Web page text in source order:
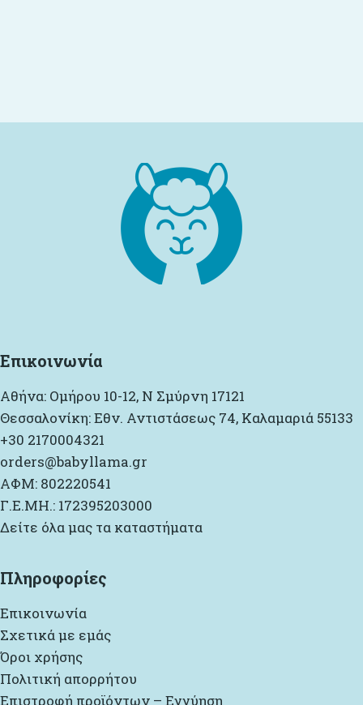
Επικοινωνία
Αθήνα: Ομήρου 10-12, Ν Σμύρνη 17121
Θεσσαλονίκη: Εθν. Αντιστάσεως 74, Καλαμαριά 55133
+30 2170004321
orders@babyllama.gr
ΑΦΜ: 802220541
Γ.Ε.ΜΗ.: 172395203000
Δείτε όλα μας τα καταστήματα
Πληροφορίες
Επικοινωνία
Σχετικά με εμάς
Όροι χρήσης
Πολιτική απορρήτου
Επιστροφή προϊόντων – Εγγύηση